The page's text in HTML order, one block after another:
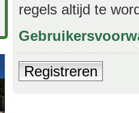
regels altijd te
Registreren